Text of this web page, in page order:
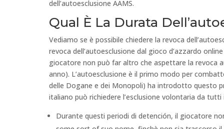
dell’autoesclusione AAMS.
Qual È La Durata
Vediamo se è possibile chiedere la revoca
revoca dell’autoesclusione dal gioco d’azzardo
giocatore non può far altro che aspettare la revoca
anno). L’autoesclusione è il primo modo per
delle Dogane e dei Monopoli) ha introdotto questo
italiano può richiedere l’esclusione volontaria da
Durante questi periodi di detención, il giocatore